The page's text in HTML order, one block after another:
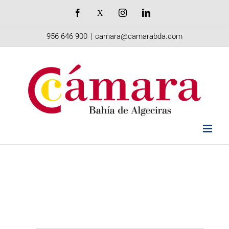
Facebook InstagramLinkedIn
956 646 900 | camara@camarabda.com